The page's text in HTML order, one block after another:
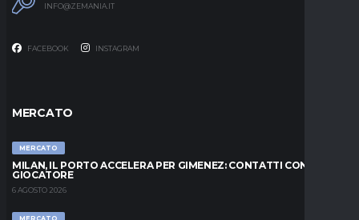
INFO@ZEMANIA.IT
FACEBOOK INSTAGRAM
MERCATO
MERCATO
MILAN, IL PORTO ACCELERA PER GIMENEZ: CONTATTI CON IL
GIOCATORE
6 AGOSTO 2026
MERCATO